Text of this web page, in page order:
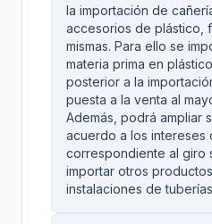
la importación de
accesorios de plástico,
mismas. Para ello se
materia prima en
posterior a la
puesta a la venta al
Además, podrá ampliar
acuerdo a los intereses
correspondiente al giro
importar otros
instalaciones de